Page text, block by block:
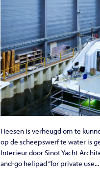
Heesen is verheugd om te
op de scheepswerf te water is
Interieur door Sinot Yacht
and-go helipad “for private use...